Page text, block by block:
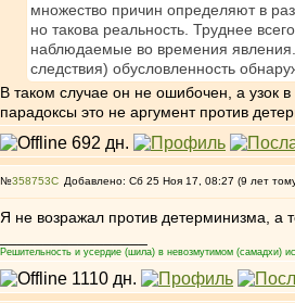
множество причин определяют в
но такова реальность. Труднее
наблюдаемые во времения
следствия) обусловленность
В таком случае он не ошибочен, а узок
парадоксы это не аргумент против
№358753 Добавлено: Сб 25 Ноя 17, 08:27 (9 лет
Я не возражал против детерминизма, а
Решительность и усердие (шила) в невозмутимом (самадхи)